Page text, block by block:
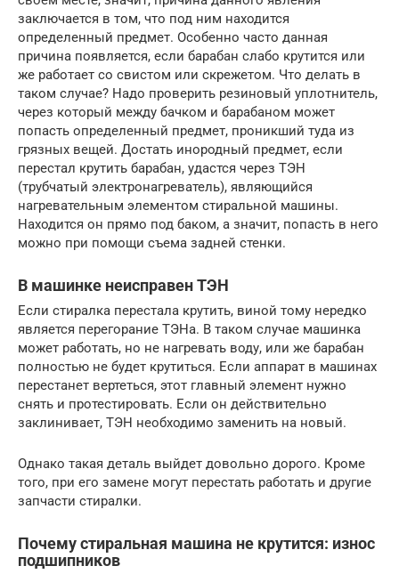
заключается в том, что под ним находится
определенный предмет. Особенно часто данная
причина появляется, если барабан слабо крутится или
же работает со свистом или скрежетом. Что делать в
таком случае? Надо проверить резиновый уплотнитель,
через который между бачком и барабаном может
попасть определенный предмет, проникший туда из
грязных вещей. Достать инородный предмет, если
перестал крутить барабан, удастся через ТЭН
(трубчатый электронагреватель), являющийся
нагревательным элементом стиральной машины.
Находится он прямо под баком, а значит, попасть в него
можно при помощи съема задней стенки.
В машинке неисправен ТЭН
Если стиралка перестала крутить, виной тому нередко
является перегорание ТЭНа. В таком случае машинка
может работать, но не нагревать воду, или же барабан
полностью не будет крутиться. Если аппарат в машинах
перестанет вертеться, этот главный элемент нужно
снять и протестировать. Если он действительно
заклинивает, ТЭН необходимо заменить на новый.
Однако такая деталь выйдет довольно дорого. Кроме
того, при его замене могут перестать работать и другие
запчасти стиралки.
Почему стиральная машина не крутится: износ
подшипников